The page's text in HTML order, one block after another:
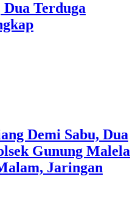
Terduga
Demi Sabu, Dua
Gunung Malela
Jaringan